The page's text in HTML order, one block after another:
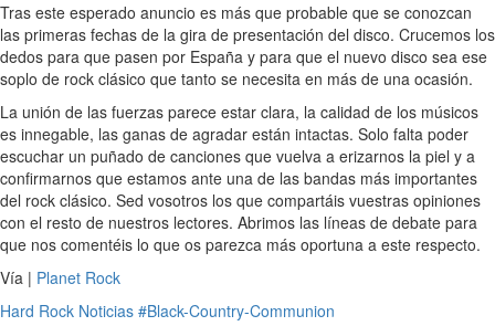
Tras este esperado anuncio es más que probable que se conozcan
las primeras fechas de la gira de presentación del disco. Crucemos los
dedos para que pasen por España y para que el nuevo disco sea ese
soplo de rock clásico que tanto se necesita en más de una ocasión.
La unión de las fuerzas parece estar clara, la calidad de los músicos
es innegable, las ganas de agradar están intactas. Solo falta poder
escuchar un puñado de canciones que vuelva a erizarnos la piel y a
confirmarnos que estamos ante una de las bandas más importantes
del rock clásico. Sed vosotros los que compartáis vuestras opiniones
con el resto de nuestros lectores. Abrimos las líneas de debate para
que nos comentéis lo que os parezca más oportuna a este respecto.
Vía | Planet Rock
Hard Rock Noticias #Black-Country-Communion